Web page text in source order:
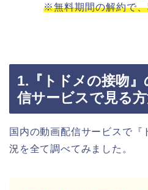
※無料期間の解約で
1.『トドメの接吻
信サービスで見る
国内の動画配信サービスで『
況を全て調べてみました。